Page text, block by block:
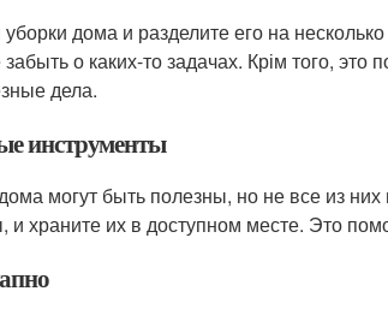
дома и разделите его на
о каких-то задачах. Крім того,
дела.
инструменты
могут быть полезны, но не все из
и храните их в доступном месте. Это